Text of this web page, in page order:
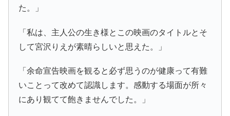
た。」
「私は、主人公の生き様とこの映画のタイトルとそ
して宮沢りえが素晴らしいと思えた。」
「余命宣告映画を観ると必ず思うのが健康って有難
いことって改めて認識します。感動する場面が所々
にあり観てて飽きませんでした。」